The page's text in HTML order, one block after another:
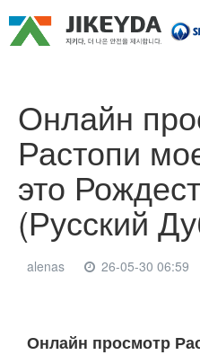
Онлайн
Растопи
это
(Русский
alenas 26-05-30 06:59
본문
Онлайн просмотр